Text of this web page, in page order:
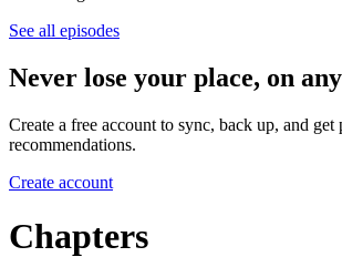
See all episodes
Never lose your place, on
Create a free account to sync, back up, and get
recommendations.
Create account
Chapters